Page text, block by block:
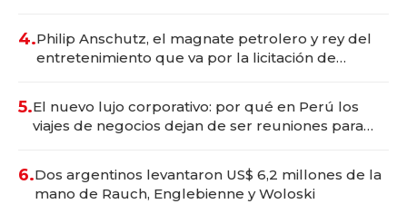
4.Philip Anschutz, el magnate petrolero y rey del
entretenimiento que va por la licitación de
5.El nuevo lujo corporativo: por qué en Perú los
viajes de negocios dejan de ser reuniones para
6.Dos argentinos levantaron US$ 6,2 millones de la
mano de Rauch, Englebienne y Woloski